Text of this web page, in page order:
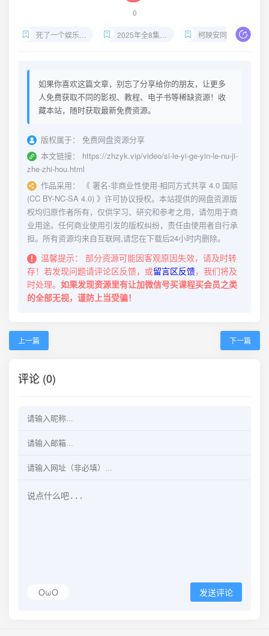
0
死了一个娱乐女记者之后 2025年全8集超清悬疑剧 柯映安同名畅销小说改编
如果你喜欢这篇文章，别忘了分享给你的朋友，让更多
人免费获取不同的影视、教程、电子书等稀缺资源！收
藏本站，随时获取最新免费资源。
版权属于：
免费网盘资源分享
本文链接：
https://zhzyk.vip/video/si-le-yi-ge-yin-le-nu-ji-
zhe-zhi-hou.html
作品采用：
《 署名-非商业性使用-相同方式共享 4.0 国际
(CC BY-NC-SA 4.0) 》许可协议授权。本站提供的网盘资源版
权均归原作者所有，仅供学习、研究和参考之用，请勿用于商
业用途。任何商业使用引发的版权纠纷，责任由使用者自行承
担。所有资源均来自互联网,请您在下载后24小时内删除。
温馨提示：
部分资源可能因客观原因失效，请及时转
存！若发现问题请评论区反馈，或留言区反馈，我们将及
时处理。 如果发现资源里有让加微信号买课程买会员之类
的全部无视，谨防上当受骗！
上一篇 下一篇
评论 (0)
OωO 发送评论